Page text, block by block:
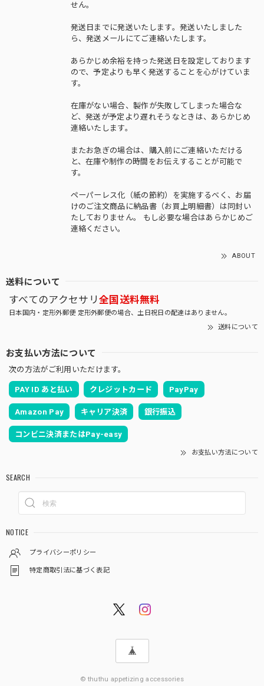
せん。
発送日までに発送いたします。発送いたしました
ら、発送メールにてご連絡いたします。
あらかじめ余裕を持った発送日を設定しております
ので、予定よりも早く発送することを心がけていま
す。
在庫がない場合、製作が失敗してしまった場合な
ど、発送が予定より遅れそうなときは、あらかじめ
連絡いたします。
またお急ぎの場合は、購入前にご連絡いただける
と、在庫や制作の時間をお伝えすることが可能で
す。
ペーパーレス化（紙の節約）を実施するべく、お届
けのご注文商品に納品書（お買上明細書）は同封い
たしておりません。 もし必要な場合はあらかじめご
連絡ください。
ABOUT
送料について
すべてのアクセサリ 全国送料無料
日本国内・定形外郵便 定形外郵便の場合、土日祝日の配達はありません。
送料について
お支払い方法について
次の方法がご利用いただけます。
PAY ID あと払い クレジットカード PayPay
Amazon Pay キャリア決済 銀行振込
コンビニ決済またはPay-easy
お支払い方法について
SEARCH
NOTICE
プライバシーポリシー
特定商取引法に基づく表記
© thuthu appetizing accessories